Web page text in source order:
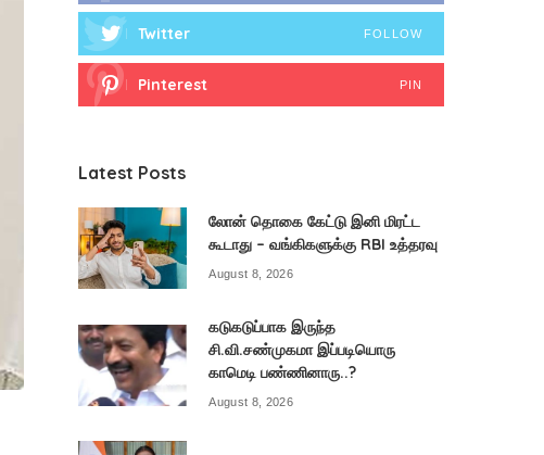
Twitter FOLLOW
Pinterest PIN
Latest Posts
லோன் தொகை கேட்டு இனி மிரட்ட
கூடாது – வங்கிகளுக்கு RBI உத்தரவு
August 8, 2026
கடுகடுப்பாக இருந்த
சி.வி.சண்முகமா இப்படியொரு
காமெடி பண்ணினாரு..?
August 8, 2026